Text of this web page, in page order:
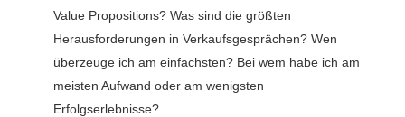
Value Propositions? Was sind die größten
Herausforderungen in Verkaufsgesprächen? Wen
überzeuge ich am einfachsten? Bei wem habe ich am
meisten Aufwand oder am wenigsten
Erfolgserlebnisse?